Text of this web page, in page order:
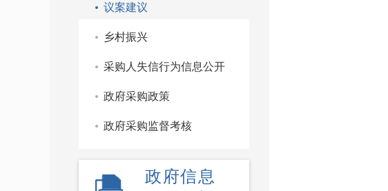
议案建议
乡村振兴
采购人失信行为信息公开
政府采购政策
政府采购监督考核
政府信息